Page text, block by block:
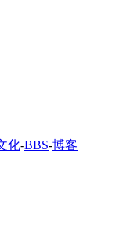
化-BBS-博客